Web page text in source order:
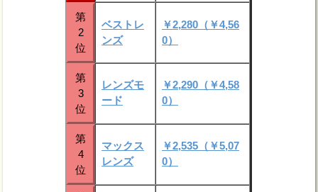
第
2
位
ベストレ
ンズ
￥2,280（￥4,56
0）
第
3
位
レンズモ
ード
￥2,290（￥4,58
0）
第
4
位
マックス
レンズ
￥2,535（￥5,07
0）